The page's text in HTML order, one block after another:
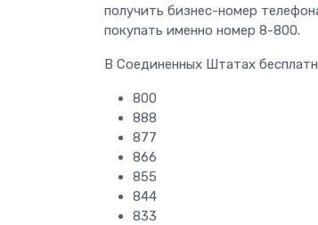
получить бизнес-номер
покупать именно номер 8-800.
В Соединенных Штатах
800
888
877
866
855
844
833